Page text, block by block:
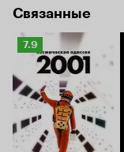
Связанные
Рейтинг
Кинопоиска
7.9